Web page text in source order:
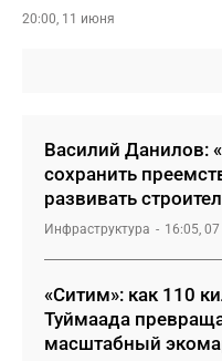
20:00, 11 июня
Василий Данилов:
сохранить
развивать
Инфраструктура 16:05, 07
«Ситим»: как 110
Туймаада
масштабный